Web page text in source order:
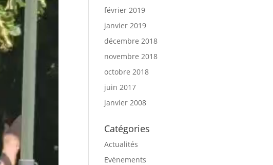
février 2019
janvier 2019
décembre 2018
novembre 2018
octobre 2018
juin 2017
janvier 2008
Catégories
Actualités
Evènements